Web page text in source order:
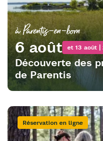
à Parentis-en-born
6 août et 13 août |
Découverte des
de Parentis
Réservation en ligne